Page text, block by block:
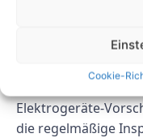
Cookie-
A: Arbeitgeber sind
elektrischen
Elektrogeräte-
die regelmäßige